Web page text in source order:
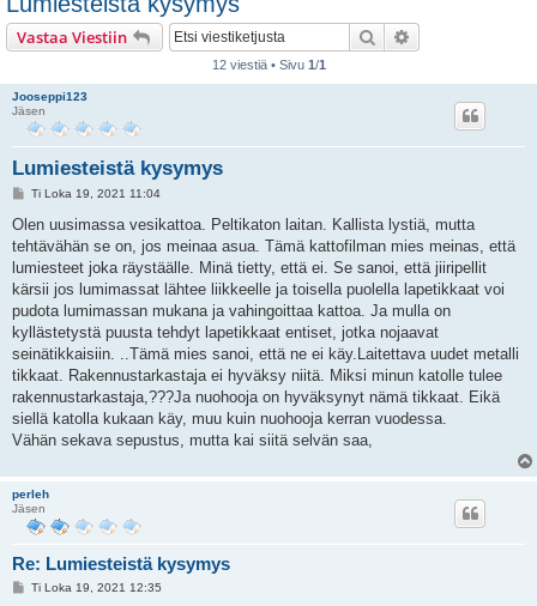
Vastaa Viestiin Etsi
12 viestiä • Sivu 1/1
Jooseppi123
Jäsen
Lumiesteistä kysymys
V
e
t
i
Ti Loka 19, 2021 11:04
Olen uusimassa vesikattoa. Peltikaton laitan. Kallista lystiä, mutta
tehtävähän se on, jos meinaa asua. Tämä kattofilman mies meinas, että
lumiesteet joka räystäälle. Minä tietty, että ei. Se sanoi, että jiiripellit
kärsii jos lumimassat lähtee liikkeelle ja toisella puolella lapetikkaat voi
pudota lumimassan mukana ja vahingoittaa kattoa. Ja mulla on
kyllästetystä puusta tehdyt lapetikkaat entiset, jotka nojaavat
seinätikkaisiin. ..Tämä mies sanoi, että ne ei käy.Laitettava uudet metalli
tikkaat. Rakennustarkastaja ei hyväksy niitä. Miksi minun katolle tulee
rakennustarkastaja,???Ja nuohooja on hyväksynyt nämä tikkaat. Eikä
siellä katolla kukaan käy, muu kuin nuohooja kerran vuodessa.
Vähän sekava sepustus, mutta kai siitä selvän saa,
perleh
Jäsen
Re: Lumiesteistä kysymys
VTi Loka 19, 2021 12:35